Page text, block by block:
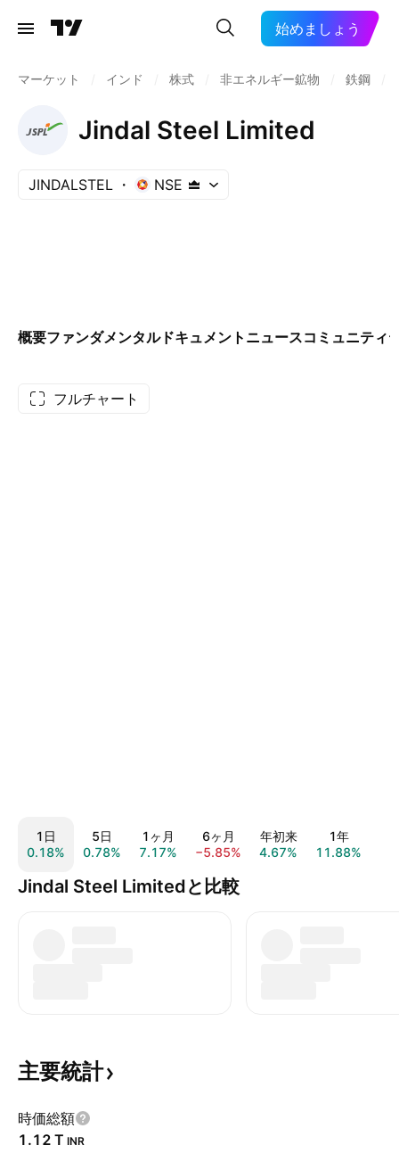
始めましょう
マーケット インド 株式 非エネルギー鉱物 鉄鋼
Jindal Steel Limited
JINDALSTEL NSE
概要ファンダメンタルドキュメント ニュースコミュニティ
フルチャート
1日
0.18%
5日
0.78%
1ヶ月
7.17%
6ヶ月
−5.85%
年初来
4.67%
1年
11.88%
Jindal Steel Limitedと比較
主要統計
時価総額
‪1.12 T‬ INR